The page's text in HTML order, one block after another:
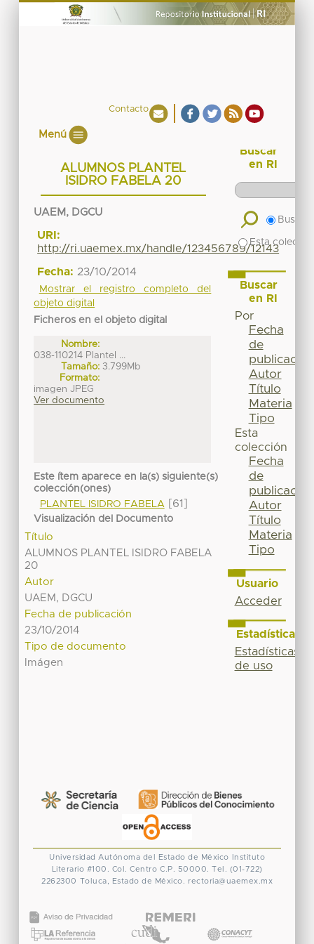
Contacto
Menú
ALUMNOS PLANTEL
ISIDRO FABELA 20
UAEM, DGCU
URI:
http://ri.uaemex.mx/handle/123456789/12143
Fecha: 23/10/2014
Mostrar el registro completo del
objeto digital
Ficheros en el objeto digital
Nombre:
038-110214 Plantel ...
Tamaño: 3.799Mb
Formato:
imagen JPEG
Ver documento
Este ítem aparece en la(s) siguiente(s)
colección(ones)
PLANTEL ISIDRO FABELA
[61]
Visualización del Documento
Título
ALUMNOS PLANTEL ISIDRO FABELA
20
Autor
UAEM, DGCU
Fecha de publicación
23/10/2014
Tipo de documento
Imágen
Buscar
en RI
Buscar
Esta
Buscar
en RI
Por
Fecha
de
publicación
Autor
Título
Materia
Tipo
Esta
colección
Fecha
de
publicación
Autor
Título
Materia
Tipo
Usuario
Acceder
Estadísticas
Estadísticas
de uso
Universidad Autónoma del Estado de México
Instituto
Literario #100. Col. Centro C.P. 50000. Tel. (01-722)
2262300 Toluca, Estado de México. rectoria@uaemex.mx